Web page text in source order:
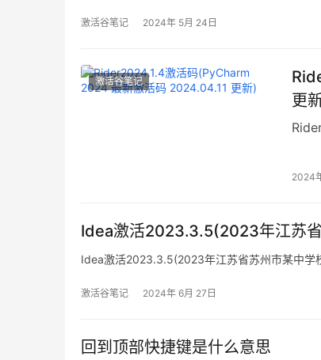
激活谷笔记 2024年 5月 24日
激活谷笔记
更
2024
Idea激活2023.3.5(2023年江苏
Idea激活2023.3.5(2023年江苏省苏州市某中学
激活谷笔记 2024年 6月 27日
回到顶部快捷键是什么意思